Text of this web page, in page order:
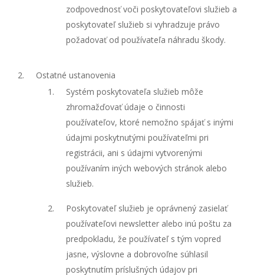
zodpovednosť voči poskytovateľovi služieb a
poskytovateľ služieb si vyhradzuje právo
požadovať od používateľa náhradu škody.
Ostatné ustanovenia
Systém poskytovateľa služieb môže
zhromažďovať údaje o činnosti
používateľov, ktoré nemožno spájať s inými
údajmi poskytnutými používateľmi pri
registrácii, ani s údajmi vytvorenými
používaním iných webových stránok alebo
služieb.
Poskytovateľ služieb je oprávnený zasielať
používateľovi newsletter alebo inú poštu za
predpokladu, že používateľ s tým vopred
jasne, výslovne a dobrovoľne súhlasil
poskytnutím príslušných údajov pri